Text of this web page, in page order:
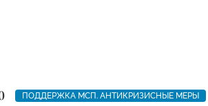
ПОДДЕРЖКА МСП. АНТИКРИЗИСНЫЕ МЕРЫ